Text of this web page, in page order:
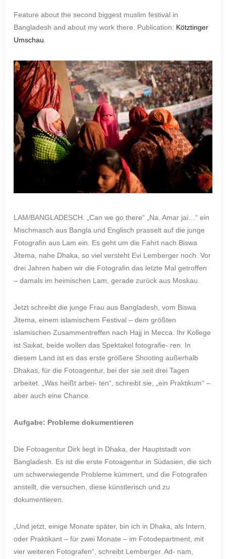
Feature about the second biggest muslim festival in
Bangladesh and about my work there. Publication: Kötztinger
Umschau.
LAM/BANGLADESCH. „Can we go there“ „Na. Amar jai…“ ein
Mischmasch aus Bangla und Englisch prasselt auf die junge
Fotografin aus Lam ein. Es geht um die Fahrt nach Biswa
Jitema, nahe Dhaka, so viel versteht Evi Lemberger noch. Vor
drei Jahren haben wir die Fotografin das letzte Mal getroffen
– damals im heimischen Lam, gerade zurück aus Moskau.
Jetzt schreibt die junge Frau aus Bangladesh, vom Biswa
Jitema, einem islamischem Festival – dem größten
islamischen Zusammentreffen nach Hajj in Mecca. Ihr Kollege
ist Saikat, beide wollen das Spektakel fotografie- ren. In
diesem Land ist es das erste größere Shooting außerhalb
Dhakas, für die Fotoagentur, bei der sie seit drei Tagen
arbeitet. „Was heißt arbei- ten“, schreibt sie, „ein Praktikum“ –
aber auch eine Chance.
Aufgabe: Probleme dokumentieren
Die Fotoagentur Dirk liegt in Dhaka, der Hauptstadt von
Bangladesh. Es ist die erste Fotoagentur in Südasien, die sich
um schwerwiegende Probleme kümmert, und die Fotografen
anstellt, die versuchen, diese künstlerisch und zu
dokumentieren.
„Und jetzt, einige Monate später, bin ich in Dhaka, als Intern,
oder Praktikant – für zwei Monate – im Fotodepartment, mit
vier weiteren Fotografen“, schreibt Lemberger. Ad- nam,